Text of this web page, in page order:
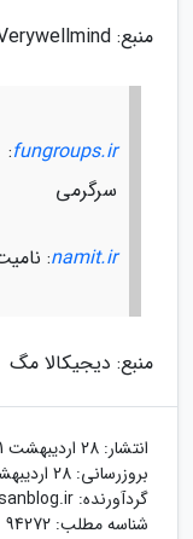
منبع: Verywellmind
fungroups.ir
سرگرمی
namit.ir
:
منبع: دیجیکالا مگ
انتشار: 28 اردیبهشت 1401
بروزرسانی: 28 اردیبهشت 1401
گردآورنده:
شناسه مطلب: 94272